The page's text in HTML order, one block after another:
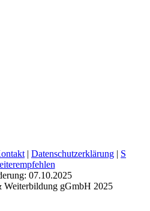
| Datenschutzerklärung | S
07.10.2025
gGmbH 2025